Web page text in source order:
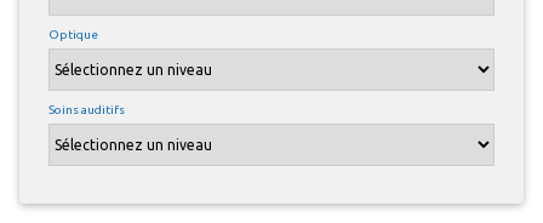
Optique
Soins auditifs